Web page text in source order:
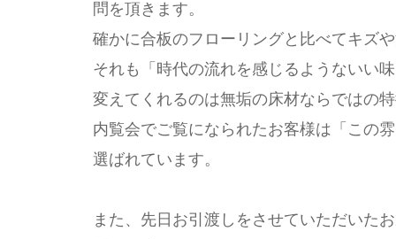
問を頂きます。
確かに合板のフローリングと比べてキズ
それも「時代の流れを感じるようないい
変えてくれるのは無垢の床材ならではの
内覧会でご覧になられたお客様は「この
選ばれています。
また、先日お引渡しをさせていただいた